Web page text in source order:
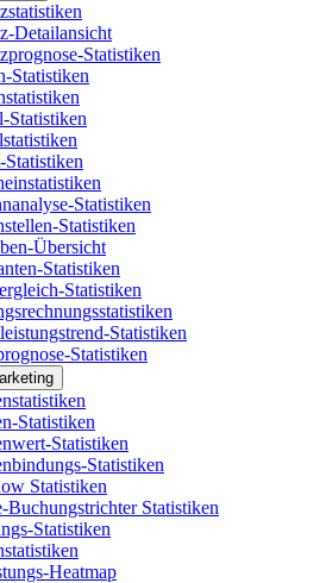
Detailansicht
Statistiken
Statistiken
Statistiken
Statistiken
Statistiken
Statistiken
Übersicht
Statistiken
Statistiken
Statistiken
Statistiken
Statistiken
Statistiken
Statistiken
Statistiken
Buchungstrichter Statistiken
Statistiken
Heatmap